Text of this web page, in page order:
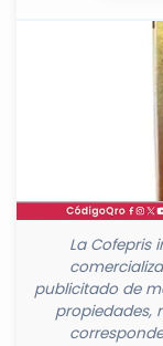
La Cofepris
publicitado de
propiedades,